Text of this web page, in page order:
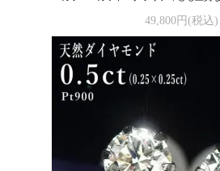
49,800円(税込)